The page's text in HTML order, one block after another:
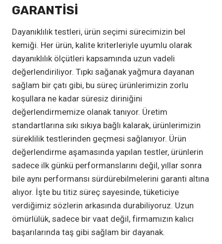
GARANTISI
Dayanıklılık testleri, ürün seçimi sürecimizin bel
kemiği. Her ürün, kalite kriterleriyle uyumlu olarak
dayanıklılık ölçütleri kapsamında uzun vadeli
değerlendiriliyor. Tıpkı sağanak yağmura dayanan
sağlam bir çatı gibi, bu süreç ürünlerimizin zorlu
koşullara ne kadar süresiz diriniğini
değerlendirmemize olanak tanıyor. Üretim
standartlarına sıkı sıkıya bağlı kalarak, ürünlerimizin
süreklilik testlerinden geçmesi sağlanıyor. Ürün
değerlendirme aşamasında yapılan testler, ürünlerin
sadece ilk günkü performanslarını değil, yıllar sonra
bile aynı performansı sürdürebilmelerini garanti altına
alıyor. İşte bu titiz süreç sayesinde, tüketiciye
verdiğimiz sözlerin arkasında durabiliyoruz. Uzun
ömürlülük, sadece bir vaat değil, firmamızın kalıcı
başarılarında taş gibi sağlam bir dayanak.